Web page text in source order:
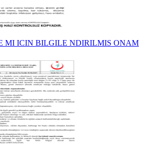
MI ICIN BILGILE NDIRILMIS ONAM